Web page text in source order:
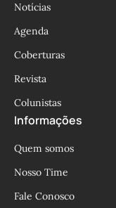
Notícias
Agenda
Coberturas
Revista
Colunistas
Informações
Quem somos
Nosso Time
Fale Conosco